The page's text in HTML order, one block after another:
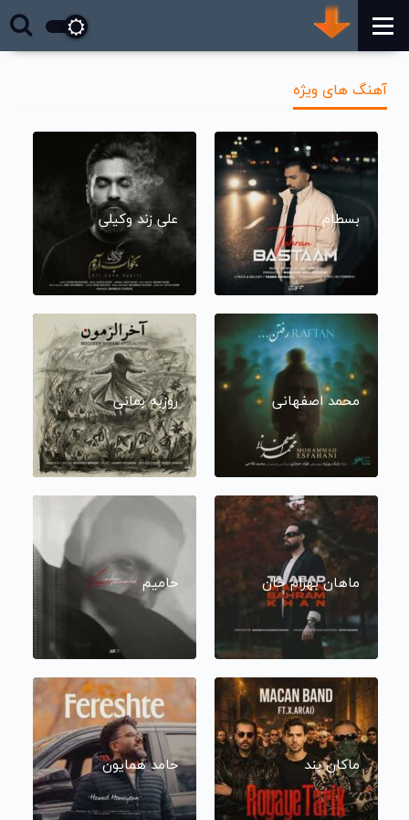
آهنگ های ویژه
بسطام علی زند وکیلی
محمد اصفهانی روزبه بمانی
ماهان بهرام خان حامیم
ماکان بند حامد همایون